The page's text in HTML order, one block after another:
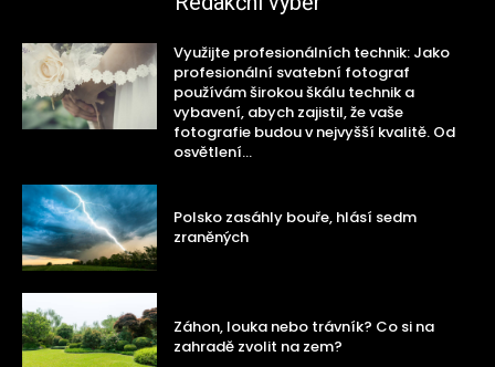
Využijte profesionálních technik: Jako
profesionální svatební fotograf
používám širokou škálu technik a
vybavení, abych zajistil, že vaše
fotografie budou v nejvyšší kvalitě. Od
osvětlení...
Polsko zasáhly bouře, hlásí sedm
zraněných
Záhon, louka nebo trávník? Co si na
zahradě zvolit na zem?